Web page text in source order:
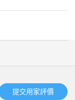
提交用家評價​